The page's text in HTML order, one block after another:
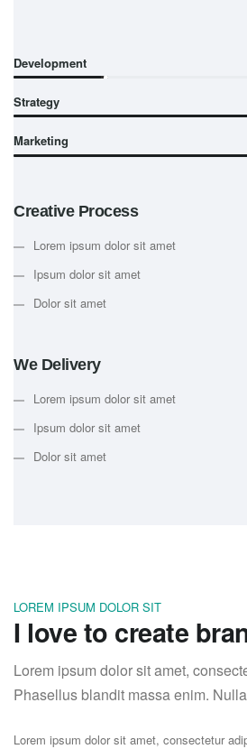
Development
Strategy
Marketing
Creative Process
Lorem ipsum dolor sit amet
Ipsum dolor sit amet
Dolor sit amet
We Delivery
Lorem ipsum dolor sit amet
Ipsum dolor sit amet
Dolor sit amet
LOREM IPSUM DOLOR SIT
I love to create bra
Lorem ipsum dolor sit amet,
Phasellus blandit massa enim.
Lorem ipsum dolor sit amet, consectetur